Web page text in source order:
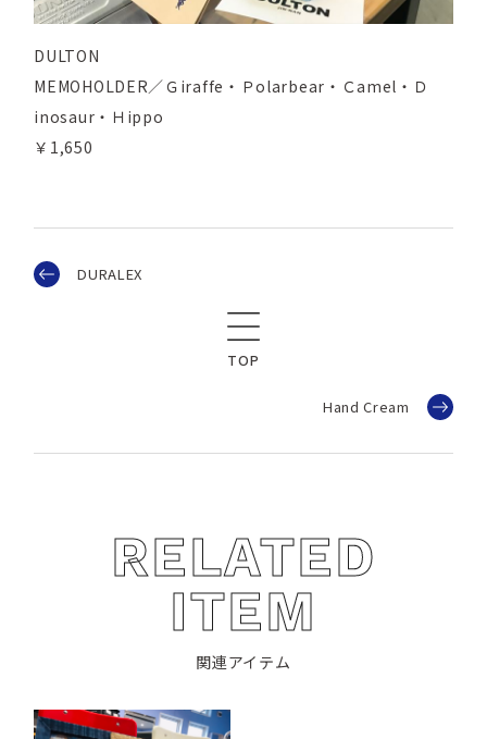
DULTON
MEMOHOLDER／Ｇiraffe・Ｐolarbear・Ｃamel・Ｄ
inosaur・Ｈippo
￥1,650
DURALEX
TOP
Hand Cream
RELATED
ITEM
関連アイテム